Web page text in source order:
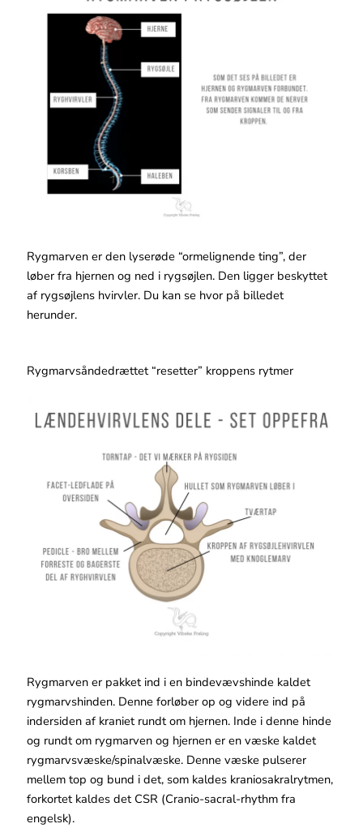
Rygmarven er den lyserøde “ormelignende ting”, der
løber fra hjernen og ned i rygsøjlen. Den ligger beskyttet
af rygsøjlens hvirvler. Du kan se hvor på billedet
herunder.
Rygmarvsåndedrættet “resetter” kroppens rytmer
Rygmarven er pakket ind i en bindevævshinde kaldet
rygmarvshinden. Denne forløber op og videre ind på
indersiden af kraniet rundt om hjernen. Inde i denne hinde
og rundt om rygmarven og hjernen er en væske kaldet
rygmarvsvæske/spinalvæske. Denne væske pulserer
mellem top og bund i det, som kaldes kraniosakralrytmen,
forkortet kaldes det CSR (Cranio-sacral-rhythm fra
engelsk).